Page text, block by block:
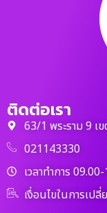
ติดต่อเรา
63/1 พระราม 9 เ
021143330
เวลาทำการ
เงื่อนไขในการเป